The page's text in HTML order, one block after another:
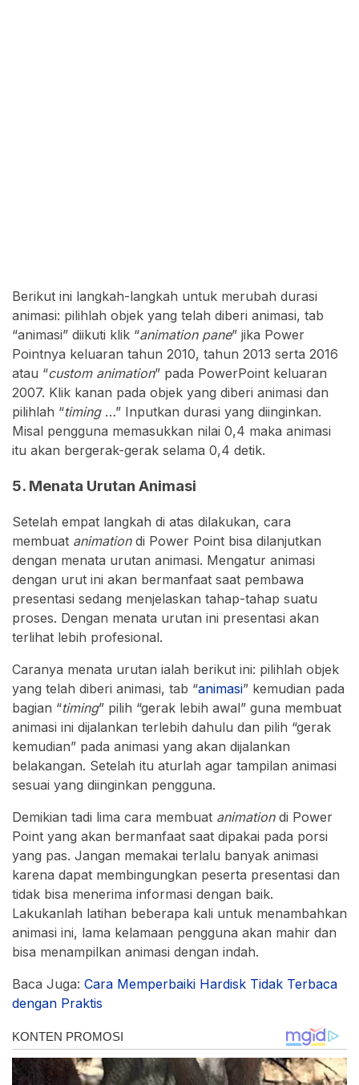
Berikut ini langkah-langkah untuk merubah durasi
animasi: pilihlah objek yang telah diberi animasi, tab
“animasi” diikuti klik “animation pane” jika Power
Pointnya keluaran tahun 2010, tahun 2013 serta 2016
atau “custom animation” pada PowerPoint keluaran
2007. Klik kanan pada objek yang diberi animasi dan
pilihlah “timing…” Inputkan durasi yang diinginkan.
Misal pengguna memasukkan nilai 0,4 maka animasi
itu akan bergerak-gerak selama 0,4 detik.
5. Menata Urutan Animasi
Setelah empat langkah di atas dilakukan, cara
membuat animation di Power Point bisa dilanjutkan
dengan menata urutan animasi. Mengatur animasi
dengan urut ini akan bermanfaat saat pembawa
presentasi sedang menjelaskan tahap-tahap suatu
proses. Dengan menata urutan ini presentasi akan
terlihat lebih profesional.
Caranya menata urutan ialah berikut ini: pilihlah objek
yang telah diberi animasi, tab “animasi” kemudian pada
bagian “timing” pilih “gerak lebih awal” guna membuat
animasi ini dijalankan terlebih dahulu dan pilih “gerak
kemudian” pada animasi yang akan dijalankan
belakangan. Setelah itu aturlah agar tampilan animasi
sesuai yang diinginkan pengguna.
Demikian tadi lima cara membuat animation di Power
Point yang akan bermanfaat saat dipakai pada porsi
yang pas. Jangan memakai terlalu banyak animasi
karena dapat membingungkan peserta presentasi dan
tidak bisa menerima informasi dengan baik.
Lakukanlah latihan beberapa kali untuk menambahkan
animasi ini, lama kelamaan pengguna akan mahir dan
bisa menampilkan animasi dengan indah.
Baca Juga: Cara Memperbaiki Hardisk Tidak Terbaca
dengan Praktis